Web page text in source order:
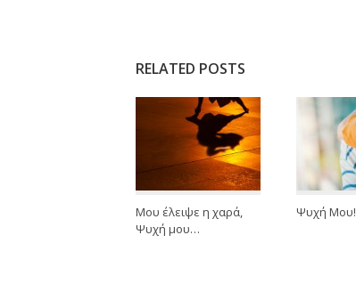
RELATED POSTS
Μου έλειψε η χαρά,
Ψυχή μου…
Ψυχή Μου!